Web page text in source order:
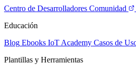
Centro de Desarrolladores Comunidad
Educación
Blog Ebooks IoT Academy Casos de
Plantillas y Herramientas